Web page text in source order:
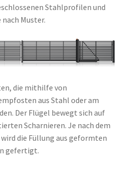
Stahlprofilen und
Muster.
die mithilfe von
aus Stahl oder am
Der Flügel bewegt sich auf
Scharnieren. Je nach dem
die Füllung aus geformten
gefertigt.